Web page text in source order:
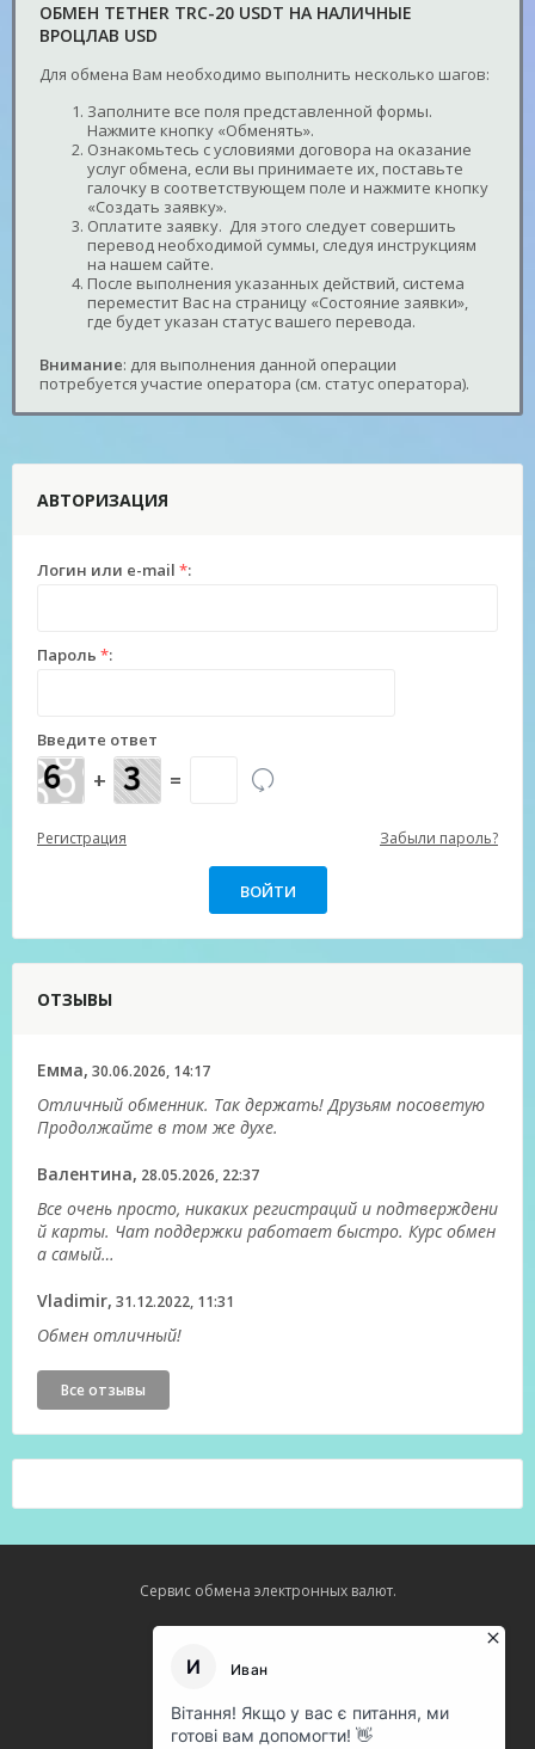
ОБМЕН TETHER TRC-20 USDT НА НАЛИЧНЫЕ
ВРОЦЛАВ USD
Для обмена Вам необходимо выполнить несколько шагов:
Заполните все поля представленной формы.
Нажмите кнопку «Обменять».
Ознакомьтесь с условиями договора на оказание
услуг обмена, если вы принимаете их, поставьте
галочку в соответствующем поле и нажмите кнопку
«Создать заявку».
Оплатите заявку. Для этого следует совершить
перевод необходимой суммы, следуя инструкциям
на нашем сайте.
После выполнения указанных действий, система
переместит Вас на страницу «Состояние заявки»,
где будет указан статус вашего перевода.
Внимание: для выполнения данной операции
потребуется участие оператора (см. статус оператора).
АВТОРИЗАЦИЯ
Логин или e-mail *:
Пароль *:
Введите ответ
+ =
Регистрация Забыли пароль?
ОТЗЫВЫ
Емма, 30.06.2026, 14:17
Отличный обменник. Так держать! Друзьям посоветую
Продолжайте в том же духе.
Валентина, 28.05.2026, 22:37
Все очень просто, никаких регистраций и подтверждени
й карты. Чат поддержки работает быстро. Курс обмен
а самый…
Vladimir, 31.12.2022, 11:31
Обмен отличный!
Все отзывы
Сервис обмена электронных валют.